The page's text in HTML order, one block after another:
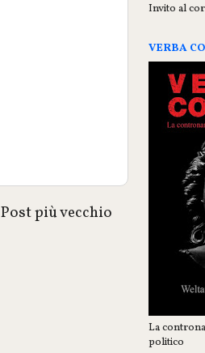
Post più vecchio
Invito al
VERBA
La
politico